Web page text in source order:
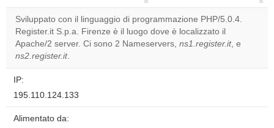
correctly.
Do you
own this
OK
Sviluppato con il linguaggio di programmazione PHP/5.0.4.
Register.it S.p.a. Firenze è il luogo dove è localizzato il
Apache/2 server. Ci sono 2 Nameservers, ns1.register.it, e
ns2.register.it.
IP:
195.110.124.133
Alimentato da: